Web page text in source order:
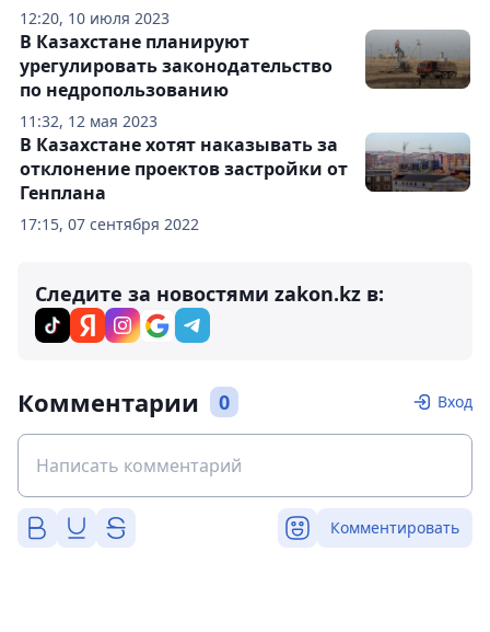
12:20, 10 июля 2023
11:32, 12 мая 2023
В Казахстане планируют
урегулировать законодательство
по недропользованию
17:15, 07 сентября 2022
В Казахстане хотят наказывать за
отклонение проектов застройки от
Генплана
Следите за новостями zakon.kz в:
Комментарии 0 Вход
Комментировать